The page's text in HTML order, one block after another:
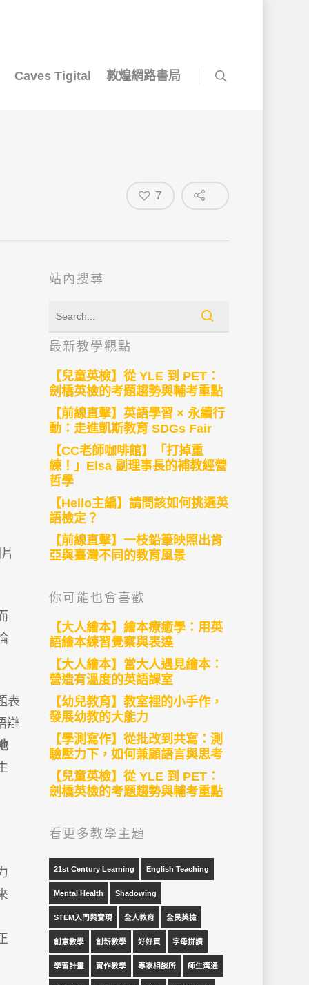
Caves Tigital 敦煌網路書局
7
表
辯
站內搜尋
最新教學觀點
【兒童英檢】從 YLE 到 PET：
劍橋英檢的考題趨勢與輔考重點
【前線直擊】英語學習 × 永續行
動：走進凱斯教育 SDGs Fair
【CC老師咖啡館】「打掉重
練！」Elsa 副理事長的補教經營
哲學
【Hello主編】請問該如何挑選英
語檢定？
【前線直擊】一枝鉛筆映照出肯
亞與臺灣不同的教育風景
你可能也會喜歡
【大人繪本】繪本療癒學：用英
語繪本練習覺察與表達
【大人繪本】當大人遇見繪本：
營造有溫度的英語課室
【幼兒教育】教室裡的小手作，
發展幼教的大能力
【學測寫作】從批改到共寫：測
驗壓力下，如何兼顧語言與思考
【兒童英檢】從 YLE 到 PET：
劍橋英檢的考題趨勢與輔考重點
看更多教學主題
21st Century Learning English Teaching
Mental Health Shadowing
STEM入門與實現 全人教育 全民英檢
創意教學 創新教學 好好買 字母拼讀
學習計畫 實作教學 專家相談所 師生溝通